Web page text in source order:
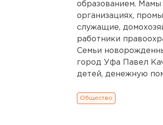
образованием.
организациях,
служащие,
работники
Семьи
город Уфа Павел
детей, денежную
Общество